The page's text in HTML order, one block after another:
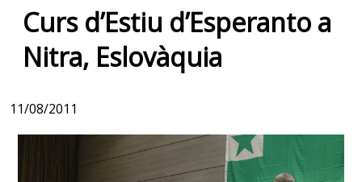
Curs d’Estiu d’Esperanto a
Nitra, Eslovàquia
11/08/2011